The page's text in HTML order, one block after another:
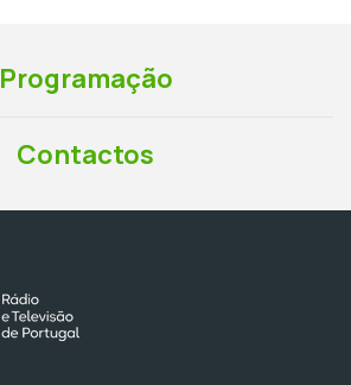
Programação
Contactos